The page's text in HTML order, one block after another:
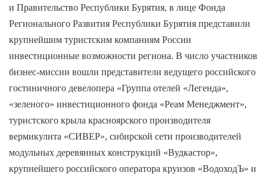
и Правительство Республики Бурятия, в лице Фонда
Регионального Развития Республики Бурятия представили
крупнейшим туристским компаниям России
инвестиционные возможности региона. В число участников
бизнес-миссии вошли представители ведущего российского
гостиничного девелопера «Группа отелей «Легенда»,
«зеленого» инвестиционного фонда «Реам Менеджмент»,
туристского крыла красноярского производителя
вермикулита «СИВЕР», сибирской сети производителей
модульных деревянных конструкций «Вудкастор»,
крупнейшего российского оператора круизов «ВодоходЪ» и